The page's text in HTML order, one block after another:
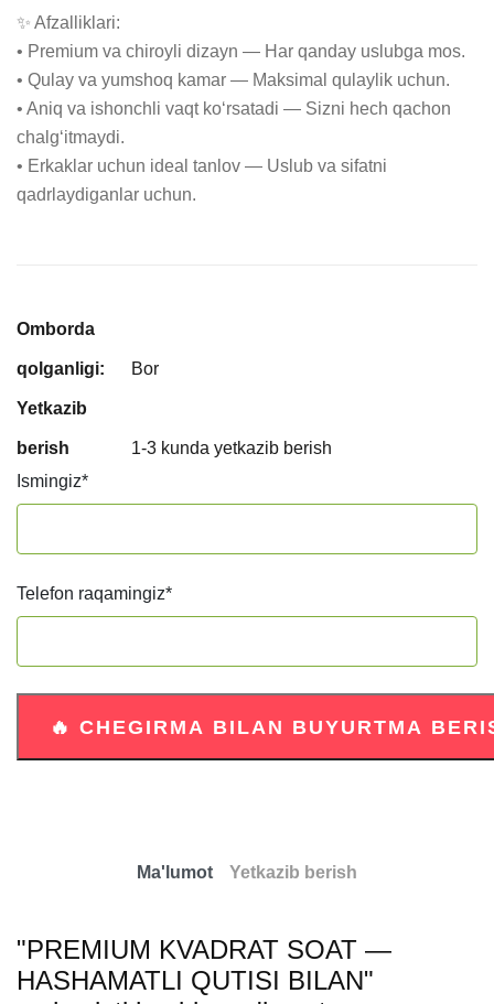
✨ Afzalliklari:
• Premium va chiroyli dizayn — Har qanday uslubga mos.
• Qulay va yumshoq kamar — Maksimal qulaylik uchun.
• Aniq va ishonchli vaqt ko‘rsatadi — Sizni hech qachon
chalg‘itmaydi.
• Erkaklar uchun ideal tanlov — Uslub va sifatni
qadrlaydiganlar uchun.
Omborda
qolganligi: Bor
Yetkazib
berish
1-3 kunda yetkazib berish
Ismingiz*
Telefon raqamingiz*
Ma'lumot Yetkazib berish
"PREMIUM KVADRAT SOAT —
HASHAMATLI QUTISI BILAN"